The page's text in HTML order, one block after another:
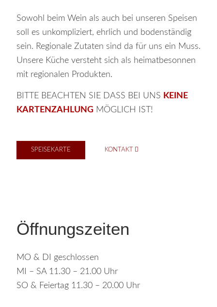
Sowohl beim Wein als auch bei unseren Speisen
soll es unkompliziert, ehrlich und bodenständig
sein. Regionale Zutaten sind da für uns ein Muss.
Unsere Küche versteht sich als heimatbesonnen
mit regionalen Produkten.
BITTE BEACHTEN SIE DASS BEI UNS KEINE
KARTENZAHLUNGMÖGLICH IST!
SPEISEKARTE KONTAKT
Öffnungszeiten
MO & DI geschlossen
MI – SA 11.30 – 21.00 Uhr
SO & Feiertag 11.30 – 20.00 Uhr